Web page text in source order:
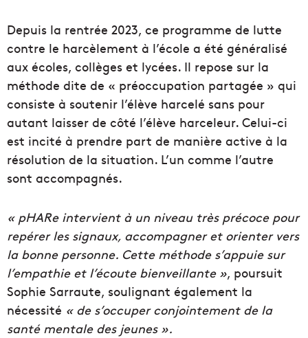
Depuis la rentrée 2023, ce programme de lutte
contre le harcèlement à l’école a été généralisé
aux écoles, collèges et lycées. Il repose sur la
méthode dite de « préoccupation partagée » qui
consiste à soutenir l’élève harcelé sans pour
autant laisser de côté l’élève harceleur. Celui-ci
est incité à prendre part de manière active à la
résolution de la situation. L’un comme l’autre
sont accompagnés.
« pHARe intervient à un niveau très précoce pour
repérer les signaux, accompagner et orienter vers
la bonne personne. Cette méthode s’appuie sur
l’empathie et l’écoute bienveillante », poursuit
Sophie Sarraute, soulignant également la
nécessité « de s’occuper conjointement de la
santé mentale des jeunes ».